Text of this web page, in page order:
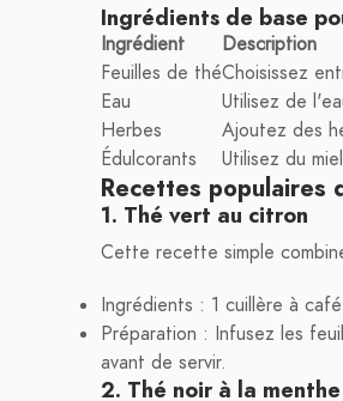
Ingrédients de base
Ingrédient
Description
Feuilles de théChoisissez
Eau
Utilisez de
Herbes
Ajoutez des
Édulcorants
Utilisez du
Recettes populaires
1. Thé vert au citron
Cette recette simple
Ingrédients : 1 cuillère à
Préparation : Infusez les
avant de servir.
2. Thé noir à la menthe